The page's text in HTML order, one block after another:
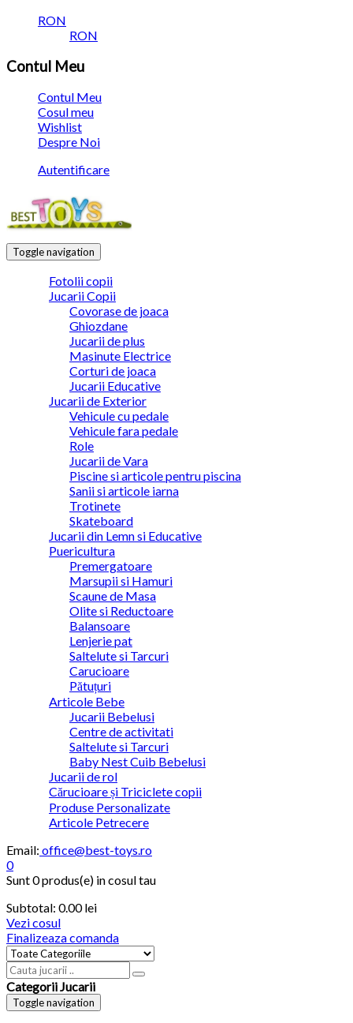
RON
RON
Contul Meu
Contul Meu
Cosul meu
Wishlist
Despre Noi
Autentificare
Toggle navigation
Fotolii copii
Jucarii Copii
Covorase de joaca
Ghiozdane
Jucarii de plus
Masinute Electrice
Corturi de joaca
Jucarii Educative
Jucarii de Exterior
Vehicule cu pedale
Vehicule fara pedale
Role
Jucarii de Vara
Piscine si articole pentru piscina
Sanii si articole iarna
Trotinete
Skateboard
Jucarii din Lemn si Educative
Puericultura
Premergatoare
Marsupii si Hamuri
Scaune de Masa
Olite si Reductoare
Balansoare
Lenjerie pat
Saltelute si Tarcuri
Carucioare
Pătuțuri
Articole Bebe
Jucarii Bebelusi
Centre de activitati
Saltelute si Tarcuri
Baby Nest Cuib Bebelusi
Jucarii de rol
Cărucioare și Triciclete copii
Produse Personalizate
Articole Petrecere
Email: office@best-toys.ro
0
Sunt0 produs(e) in cosul tau
Subtotal: 0.00lei
Vezi cosul
Finalizeaza comanda
Categorii Jucarii
Toggle navigation